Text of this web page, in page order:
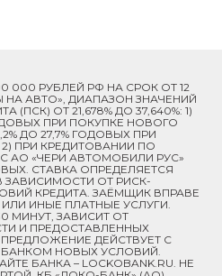
000 РУБЛЕЙ РФ НА СРОК ОТ 12
АВТО», ДИАПАЗОН ЗНАЧЕНИЙ
ОТ 21,678% ДО 37,640%: 1)
ПРИ ПОКУПКЕ НОВОГО
ДО 27,7% ГОДОВЫХ ПРИ
ПРИ КРЕДИТОВАНИИ ПО
АО «ЧЕРИ АВТОМОБИЛИ РУС»
СТАВКА ОПРЕДЕЛЯЕТСЯ
ОТ РИСК-
КРЕДИТА. ЗАЁМЩИК ВПРАВЕ
ИНЫЕ ПЛАТНЫЕ УСЛУГИ.
МИНУТ, ЗАВИСИТ ОТ
И ПРЕДОСТАВЛЕННЫХ
ДЕЙСТВУЕТ С
БАНКОМ НОВЫХ УСЛОВИЙ.
БАНКА – LOCKOBANK.RU. НЕ